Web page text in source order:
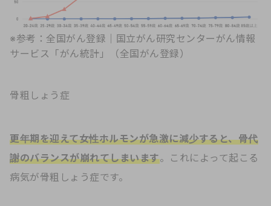
※参考： 全国がん登録｜国立がん研究センターがん情報
サービス「がん統計」（全国がん登録）
骨粗しょう症
更年期を迎えて女性ホルモンが急激に減少すると、骨代
謝のバランスが崩れてしまいます。これによって起こる
病気が骨粗しょう症です。